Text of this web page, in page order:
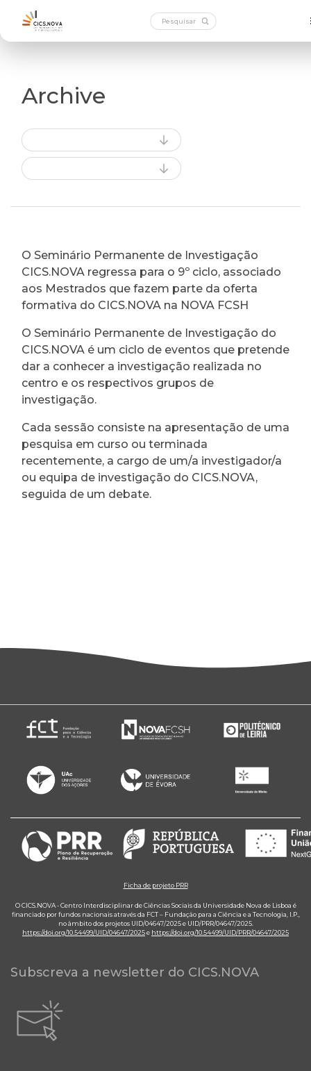
Archive
O Seminário Permanente de Investigação
CICS.NOVA regressa para o 9º ciclo, associado
aos Mestrados que fazem parte da oferta
formativa do CICS.NOVA na NOVA FCSH
O Seminário Permanente de Investigação do
CICS.NOVA é um ciclo de eventos que pretende
dar a conhecer a investigação realizada no
centro e os respectivos grupos de
investigação.
Cada sessão consiste na apresentação de uma
pesquisa em curso ou terminada
recentemente, a cargo de um/a investigador/a
ou equipa de investigação do CICS.NOVA,
seguida de um debate.
Ficha de projeto PRR
O CICS.NOVA - Centro Interdisciplinar de Ciências Sociais da Universidade Nova de Lisboa é
financiado por fundos nacionais através da FCT – Fundação para a Ciência e a Tecnologia, I.P.,
no âmbito dos projetos UID/04647/2025 e UID/PRR/04647/2025.
https://doi.org/10.54499/UID/04647/2025e https://doi.org/10.54499/UID/PRR/04647/2025
Subscreva a newsletter do CICS.NOVA